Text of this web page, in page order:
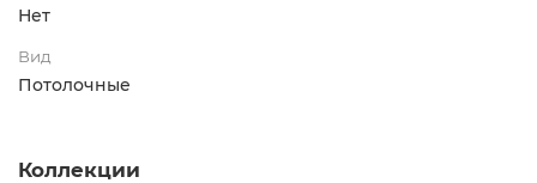
Нет
Вид
Потолочные
Коллекции